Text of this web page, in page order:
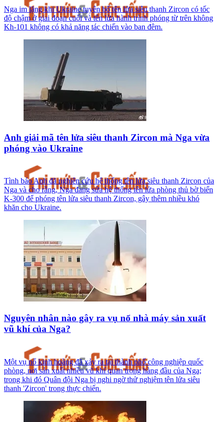
Nga im lặng khi Ukraine tuyên bố tên lửa siêu thanh Zircon có tốc
độ chậm ở giai đoạn cuối và tên lửa hành trình phóng từ trên không
Kh-101 không có khả năng tác chiến vào ban đêm.
Anh giải mã tên lửa siêu thanh Zircon mà Nga vừa
phóng vào Ukraine
Tình báo Anh đã nghiên cứu hệ thống tên lửa siêu thanh Zircon của
Nga và cho rằng, Nga đang sửa hệ thống tên lửa phòng thủ bờ biển
K-300 để phóng tên lửa siêu thanh Zircon, gây thêm nhiều khó
khăn cho Ukraine.
Nguyên nhân nào gây ra vụ nổ nhà máy sản xuất
vũ khí của Nga?
Một vụ nổ kinh hoàng đã xảy ra tại thành phố công nghiệp quốc
phòng, nơi sản xuất nhiều vũ khí quan trọng hàng đầu của Nga;
trong khi đó Quân đội Nga bị nghi ngờ thử nghiệm tên lửa siêu
thanh 'Zircon' trong thực chiến.